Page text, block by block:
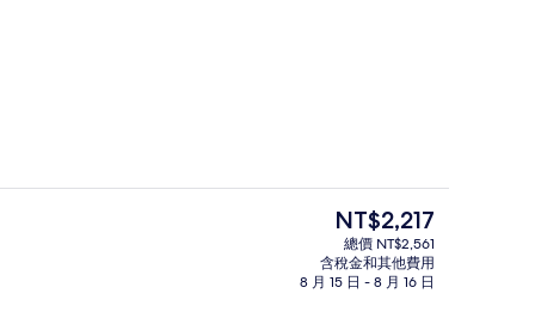
四人房, 陽台 | 浴室 | 淋浴設備、毛巾
目
前
的
價
NT$2,217
總價 NT$2,561
含稅金和其他費用
8 月 15 日 - 8 月 16 日